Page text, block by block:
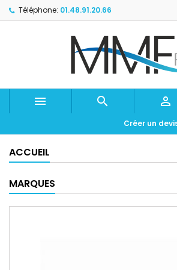
Téléphone: 01.48.91.20.66
  
Créer un
ACCUEIL
MARQUES